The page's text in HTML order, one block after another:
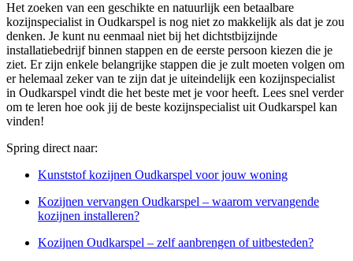
Het zoeken van een geschikte en natuurlijk een betaalbare
kozijnspecialist in Oudkarspel is nog niet zo makkelijk als dat je zou
denken. Je kunt nu eenmaal niet bij het dichtstbijzijnde
installatiebedrijf binnen stappen en de eerste persoon kiezen die je
ziet. Er zijn enkele belangrijke stappen die je zult moeten volgen om
er helemaal zeker van te zijn dat je uiteindelijk een kozijnspecialist
in Oudkarspel vindt die het beste met je voor heeft. Lees snel verder
om te leren hoe ook jij de beste kozijnspecialist uit Oudkarspel kan
vinden!
Spring direct naar:
Kunststof kozijnen Oudkarspel voor jouw woning
Kozijnen vervangen Oudkarspel – waarom vervangende
kozijnen installeren?
Kozijnen Oudkarspel – zelf aanbrengen of uitbesteden?